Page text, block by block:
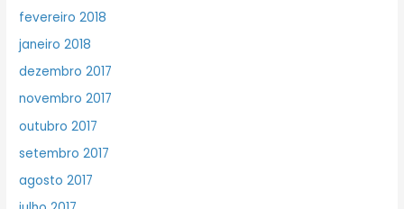
fevereiro 2018
janeiro 2018
dezembro 2017
novembro 2017
outubro 2017
setembro 2017
agosto 2017